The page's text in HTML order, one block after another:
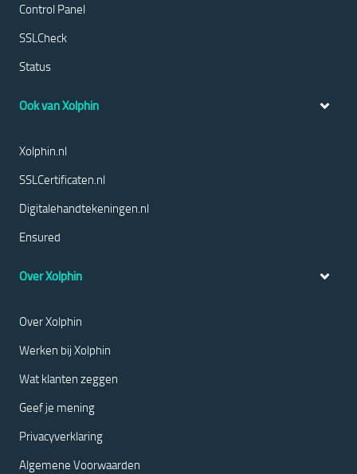
Control Panel
SSLCheck
Status
Ook van Xolphin
Xolphin.nl
SSLCertificaten.nl
Digitalehandtekeningen.nl
Ensured
Over Xolphin
Over Xolphin
Werken bij Xolphin
Wat klanten zeggen
Geef je mening
Privacyverklaring
Algemene Voorwaarden